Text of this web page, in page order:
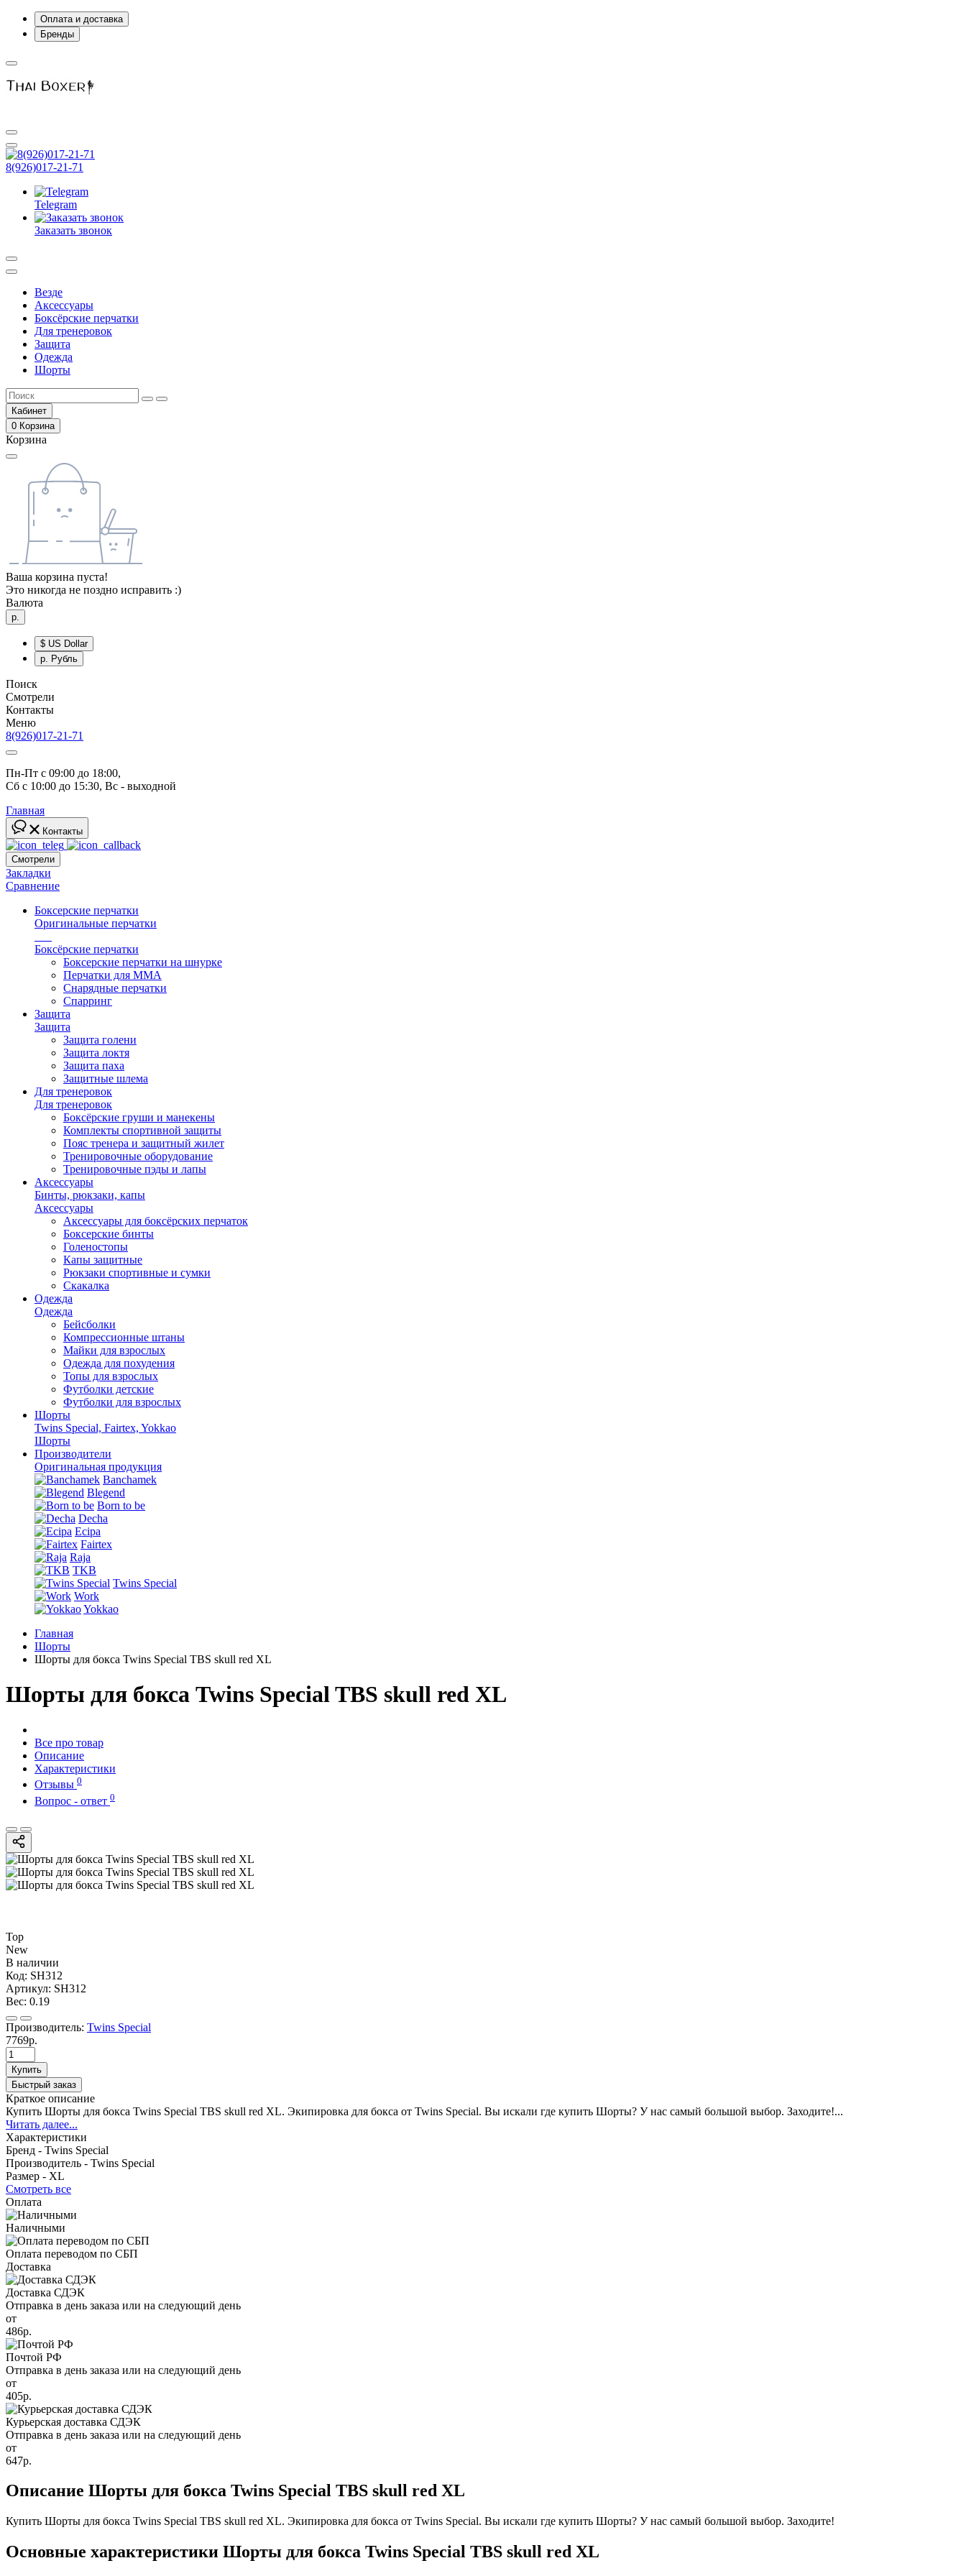
Оплата и доставка
Бренды
8(926)017-21-71
Telegram
Заказать звонок
Везде
Аксессуары
Боксёрские перчатки
Для тренеровок
Защита
Одежда
Шорты
Кабинет
0 Корзина
Корзина
Ваша корзина пуста!
Это никогда не поздно исправить :)
Валюта
р.
$ US Dollar
р. Рубль
Поиск
Смотрели
Контакты
Меню
8(926)017-21-71
Пн-Пт с 09:00 до 18:00,
Сб с 10:00 до 15:30, Вс - выходной
Главная
Контакты
Смотрели
Закладки
Сравнение
Боксерские перчатки
Оригинальные перчатки
Боксёрские перчатки
Боксерские перчатки на шнурке
Перчатки для ММА
Снарядные перчатки
Спарринг
Защита
Защита
Защита голени
Защита локтя
Защита паха
Защитные шлема
Для тренеровок
Для тренеровок
Боксёрские груши и манекены
Комплекты спортивной защиты
Пояс тренера и защитный жилет
Тренировочные оборудование
Тренировочные пэды и лапы
Аксессуары
Бинты, рюкзаки, капы
Аксессуары
Аксессуары для боксёрских перчаток
Боксерские бинты
Голеностопы
Капы защитные
Рюкзаки спортивные и сумки
Скакалка
Одежда
Одежда
Бейсболки
Компрессионные штаны
Майки для взрослых
Одежда для похудения
Топы для взрослых
Футболки детские
Футболки для взрослых
Шорты
Twins Special, Fairtex, Yokkao
Шорты
Производители
Оригинальная продукция
Banchamek
Blegend
Born to be
Decha
Ecipa
Fairtex
Raja
TKB
Twins Special
Work
Yokkao
Главная
Шорты
Шорты для бокса Twins Special TBS skull red XL
Шорты для бокса Twins Special TBS skull red XL
Все про товар
Описание
Характеристики
Отзывы 0
Вопрос - ответ 0
Top
New
В наличии
Код: SH312
Артикул: SH312
Вес: 0.19
Производитель: Twins Special
7769р.
Купить
Быстрый заказ
Краткое описание
Купить Шорты для бокса Twins Special TBS skull red XL. Экипировка для бокса от Twins Special. Вы искали где купить Шорты? У нас самый большой выбор. Заходите!...
Читать далее...
Характеристики
Бренд - Twins Special
Производитель - Twins Special
Размер - XL
Смотреть все
Оплата
Наличными
Оплата переводом по СБП
Доставка
Доставка СДЭК
Отправка в день заказа или на следующий день
от
486р.
Почтой РФ
Отправка в день заказа или на следующий день
от
405р.
Курьерская доставка СДЭК
Отправка в день заказа или на следующий день
от
647р.
Описание Шорты для бокса Twins Special TBS skull red XL
Купить Шорты для бокса Twins Special TBS skull red XL. Экипировка для бокса от Twins Special. Вы искали где купить Шорты? У нас самый большой выбор. Заходите!
Основные характеристики Шорты для бокса Twins Special TBS skull red XL